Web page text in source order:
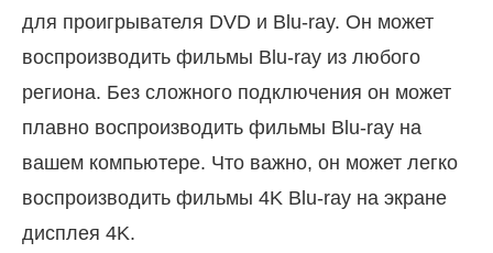
для проигрывателя DVD и Blu-ray. Он может
воспроизводить фильмы Blu-ray из любого
региона. Без сложного подключения он может
плавно воспроизводить фильмы Blu-ray на
вашем компьютере. Что важно, он может легко
воспроизводить фильмы 4K Blu-ray на экране
дисплея 4K.